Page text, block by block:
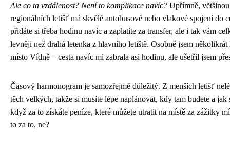
Ale co ta vzdálenost? Není to komplikace navíc? Upřímně,
regionálních letišť má skvělé autobusové nebo vlakové spojení do
přidáte si třeba hodinu navíc a zaplatíte za transfer, ale i tak vám
levněji než drahá letenka z hlavního letiště. Osobně jsem
místo Vídně – cesta navíc mi zabrala asi hodinu, ale ušetřil jsem
Časový harmonogram je samozřejmě důležitý. Z menších letišť
těch velkých, takže si musíte lépe naplánovat, kdy tam budete a jak
když za to získáte peníze, které můžete utratit na místě za zážitky
to za to, ne?